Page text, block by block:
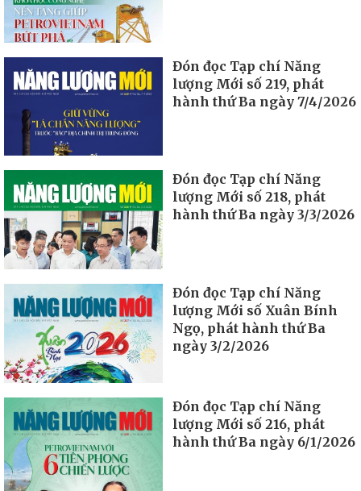
Đón đọc Tạp chí Năng
lượng Mới số 219, phát
hành thứ Ba ngày 7/4/2026
Đón đọc Tạp chí Năng
lượng Mới số 218, phát
hành thứ Ba ngày 3/3/2026
Đón đọc Tạp chí Năng
lượng Mới số Xuân Bính
Ngọ, phát hành thứ Ba
ngày 3/2/2026
Đón đọc Tạp chí Năng
lượng Mới số 216, phát
hành thứ Ba ngày 6/1/2026